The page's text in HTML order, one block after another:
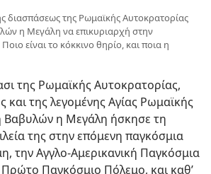
διασπάσεως της Ρωμαϊκής Αυτοκρατορίας
η Μεγάλη να επικυριαρχή στην
είναι το κόκκινο θηρίο, και ποια η
της Ρωμαϊκής Αυτοκρατορίας,
και της λεγομένης Αγίας Ρωμαϊκής
Βαβυλών η Μεγάλη ήσκησε τη
της στην επόμενη παγκόσμια
την Αγγλο-Αμερικανική Παγκόσμια
Παγκόσμιο Πόλεμο, και καθ’